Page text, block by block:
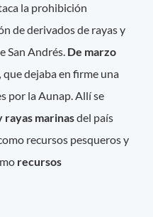
la prohibición
de derivados de rayas y
San Andrés. De marzo
que dejaba en firme una
por la Aunap. Allí se
rayas marinasdel país
recursos pesqueros y
recursos